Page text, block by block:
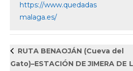
https://www.quedadas
malaga.es/
RUTA BENAOJÁN (Cueva del
Gato)–ESTACIÓN DE JIMERA DE